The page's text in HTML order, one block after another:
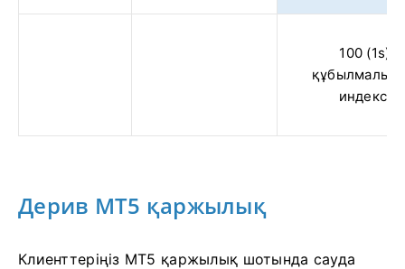
100 (1s)
индексі
Дерив MT5 қаржылық
Клиенттеріңіз MT5 қаржылық шотында сауда